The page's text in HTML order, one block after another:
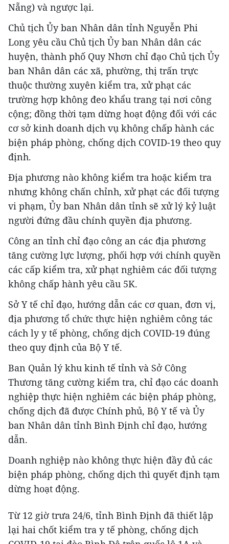
Nẵng) và ngược lại.
Chủ tịch Ủy ban Nhân dân tỉnh Nguyễn Phi
Long yêu cầu Chủ tịch Ủy ban Nhân dân các
huyện, thành phố Quy Nhơn chỉ đạo Chủ tịch Ủy
ban Nhân dân các xã, phường, thị trấn trực
thuộc thường xuyên kiểm tra, xử phạt các
trường hợp không đeo khẩu trang tại nơi công
cộng; đồng thời tạm dừng hoạt động đối với các
cơ sở kinh doanh dịch vụ không chấp hành các
biện pháp phòng, chống dịch COVID-19 theo quy
định.
Địa phương nào không kiểm tra hoặc kiểm tra
nhưng không chấn chỉnh, xử phạt các đối tượng
vi phạm, Ủy ban Nhân dân tỉnh sẽ xử lý kỷ luật
người đứng đầu chính quyền địa phương.
Công an tỉnh chỉ đạo công an các địa phương
tăng cường lực lượng, phối hợp với chính quyền
các cấp kiểm tra, xử phạt nghiêm các đối tượng
không chấp hành yêu cầu 5K.
Sở Y tế chỉ đạo, hướng dẫn các cơ quan, đơn vị,
địa phương tổ chức thực hiện nghiêm công tác
cách ly y tế phòng, chống dịch COVID-19 đúng
theo quy định của Bộ Y tế.
Ban Quản lý khu kinh tế tỉnh và Sở Công
Thương tăng cường kiểm tra, chỉ đạo các doanh
nghiệp thực hiện nghiêm các biện pháp phòng,
chống dịch đã được Chính phủ, Bộ Y tế và Ủy
ban Nhân dân tỉnh Bình Định chỉ đạo, hướng
dẫn.
Doanh nghiệp nào không thực hiện đầy đủ các
biện pháp phòng, chống dịch thì quyết định tạm
dừng hoạt động.
Từ 12 giờ trưa 24/6, tỉnh Bình Định đã thiết lập
lại hai chốt kiểm tra y tế phòng, chống dịch